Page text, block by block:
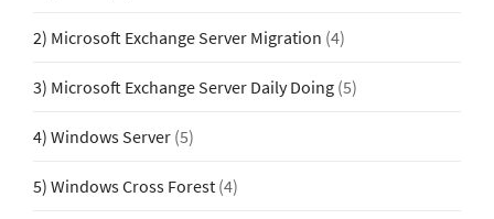
2) Microsoft Exchange Server Migration (4)
3) Microsoft Exchange Server Daily Doing (5)
4) Windows Server (5)
5) Windows Cross Forest (4)